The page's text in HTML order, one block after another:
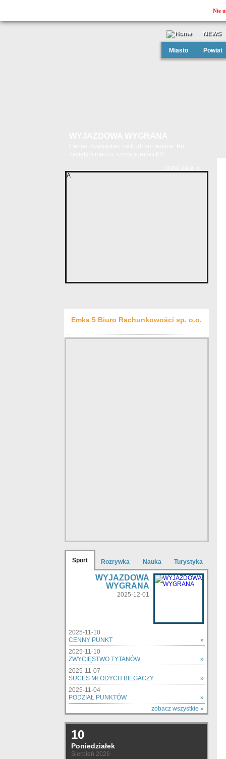
NEWS
Miasto Powiat
Emka 5 Biuro Rachunkowości sp. o.o.
Sport Rozrywka Nauka Turystyka
WYJAZDOWA
WYGRANA
2025-12-01
2025-11-10
CENNY PUNKT
»
2025-11-10
ZWYCIĘSTWO TYTANÓW
»
2025-11-07
SUCES MŁODYCH BIEGACZY
»
2025-11-04
PODZIAŁ PUNKTÓW
»
zobacz wszystkie »
10
Poniedziałek
Sierpień 2026
Nie